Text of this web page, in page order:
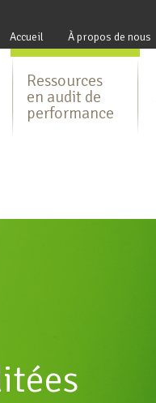
Accueil
À propos de nous
Ressources
en audit de
performance